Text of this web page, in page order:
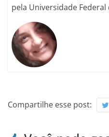
pela Universidade
Compartilhe esse post: